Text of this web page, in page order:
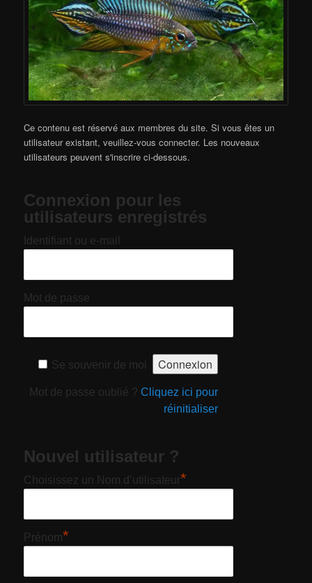
Ce contenu est réservé aux membres du site. Si vous êtes un
utilisateur existant, veuillez-vous connecter. Les nouveaux
utilisateurs peuvent s'inscrire ci-dessous.
Connexion pour les
utilisateurs enregistrés
Identifiant ou e-mail
Mot de passe
Se souvenir de moi
Mot de passe oublié ?Cliquez ici pour
réinitialiser
Nouvel utilisateur ?
Choisissez un Nom d’utilisateur*
Prénom*